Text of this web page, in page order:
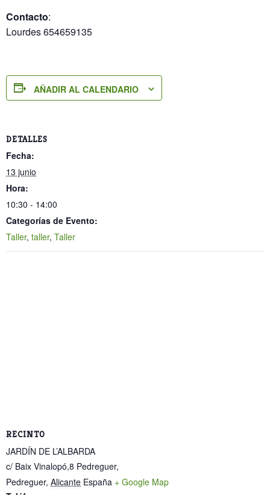
Contacto:
Lourdes 654659135
AÑADIR AL CALENDARIO
DETALLES
Fecha:
13 junio
Hora:
10:30 - 14:00
Categorías de Evento:
Taller, taller, Taller
RECINTO
JARDÍN DE L’ALBARDA
c/ Baix Vinalopó,8 Pedreguer,
Pedreguer, Alicante España + Google Map